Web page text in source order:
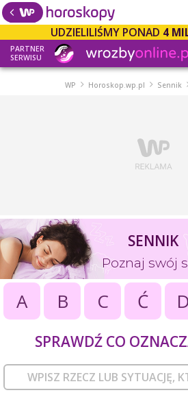
UDZIELILIŚMY PONAD 4
PARTNER
SERWISU
WP Horoskop.wp.pl Sennik
SENNIK
Poznaj swój
A B C Ć D
SPRAWDŹ CO